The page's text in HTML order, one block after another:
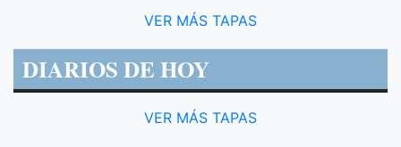
VER MÁS TAPAS
DIARIOS DE HOY
VER MÁS TAPAS